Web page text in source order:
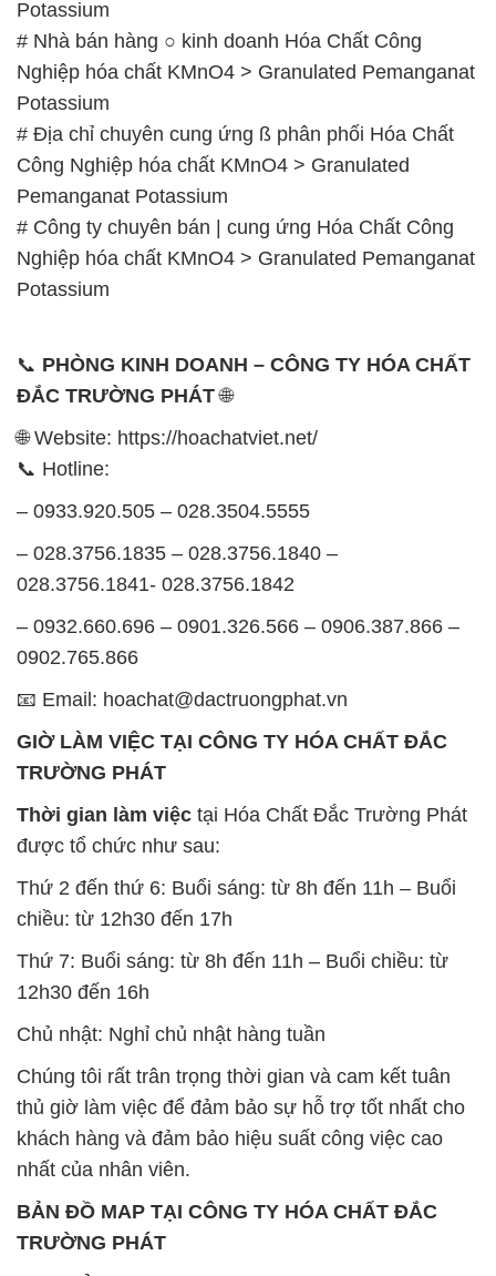
Potassium
# Nhà bán hàng ○ kinh doanh Hóa Chất Công
Nghiệp hóa chất KMnO4 > Granulated Pemanganat
Potassium
# Địa chỉ chuyên cung ứng ß phân phối Hóa Chất
Công Nghiệp hóa chất KMnO4 > Granulated
Pemanganat Potassium
# Công ty chuyên bán | cung ứng Hóa Chất Công
Nghiệp hóa chất KMnO4 > Granulated Pemanganat
Potassium
📞 PHÒNG KINH DOANH – CÔNG TY HÓA CHẤT
ĐẮC TRƯỜNG PHÁT🌐
🌐 Website: https://hoachatviet.net/
📞 Hotline:
– 0933.920.505 – 028.3504.5555
– 028.3756.1835 – 028.3756.1840 –
028.3756.1841- 028.3756.1842
– 0932.660.696 – 0901.326.566 – 0906.387.866 –
0902.765.866
📧 Email: hoachat@dactruongphat.vn
GIỜ LÀM VIỆC TẠI CÔNG TY HÓA CHẤT ĐẮC
TRƯỜNG PHÁT
Thời gian làm việc tại Hóa Chất Đắc Trường Phát
được tổ chức như sau:
Thứ 2 đến thứ 6: Buổi sáng: từ 8h đến 11h – Buổi
chiều: từ 12h30 đến 17h
Thứ 7: Buổi sáng: từ 8h đến 11h – Buổi chiều: từ
12h30 đến 16h
Chủ nhật: Nghỉ chủ nhật hàng tuần
Chúng tôi rất trân trọng thời gian và cam kết tuân
thủ giờ làm việc để đảm bảo sự hỗ trợ tốt nhất cho
khách hàng và đảm bảo hiệu suất công việc cao
nhất của nhân viên.
BẢN ĐỒ MAP TẠI CÔNG TY HÓA CHẤT ĐẮC
TRƯỜNG PHÁT